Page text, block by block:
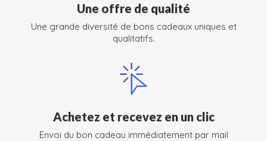
Une offre de qualité
Une grande diversité de bons cadeaux uniques et
qualitatifs.
Achetez et recevez en un clic
Envoi du bon cadeau immédiatement par mail